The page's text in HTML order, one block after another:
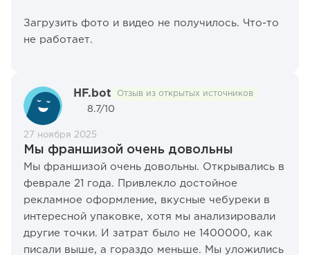
Загрузить фото и видео не получилось. Что-то
не работает.
HF.bot Отзыв из открытых источников
8.7/10
27 ноября 2025
Мы франшизой очень довольны
Мы франшизой очень довольны. Открывались в
феврале 21 года. Привлекло достойное
рекламное оформление, вкусные чебуреки в
интересной упаковке, хотя мы анализировали
другие точки. И затрат было не 1400000, как
писали выше, а гораздо меньше. Мы уложились